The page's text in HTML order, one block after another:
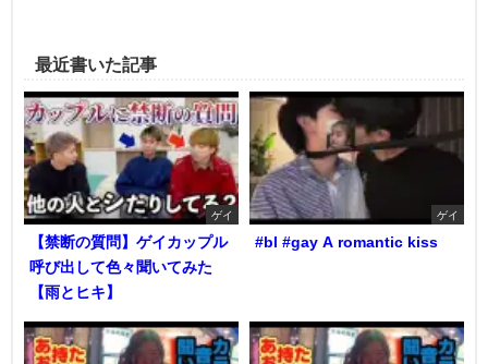
最近書いた記事
ゲイ
【禁断の質問】ゲイカップル
呼び出して色々聞いてみた
【雨とヒキ】
ゲイ
#bl #gay A romantic kiss